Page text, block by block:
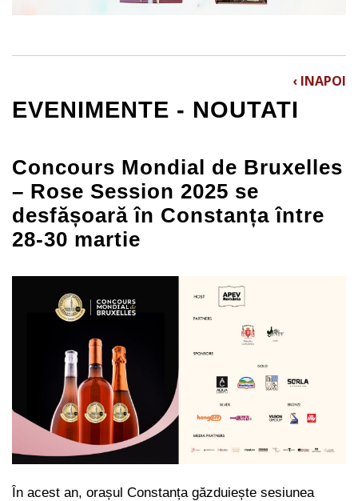
EVENIMENTE - NOUTATI
Concours Mondial de Bruxelles
– Rose Session 2025 se
desfășoară în Constanța între
28-30 martie
‹ INAPOI
În acest an, orașul Constanța găzduiește sesiunea